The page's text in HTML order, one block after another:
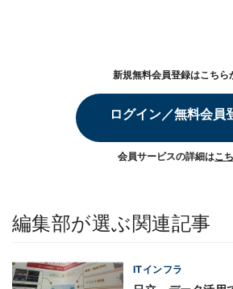
新規無料会員登録はこちら
ログイン／無料会員
会員サービスの詳細はこ
編集部が選ぶ関連記事
ITインフラ